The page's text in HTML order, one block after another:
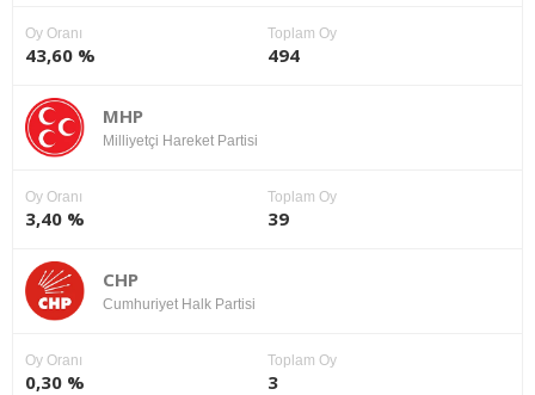
Oy Oranı
43,60 %
Toplam Oy
494
MHP
Milliyetçi Hareket Partisi
Oy Oranı
3,40 %
Toplam Oy
39
CHP
Cumhuriyet Halk Partisi
Oy Oranı
0,30 %
Toplam Oy
3